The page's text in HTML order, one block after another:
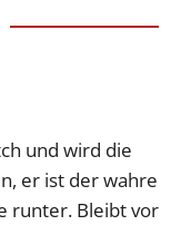
und wird die
er ist der wahre
runter. Bleibt vor